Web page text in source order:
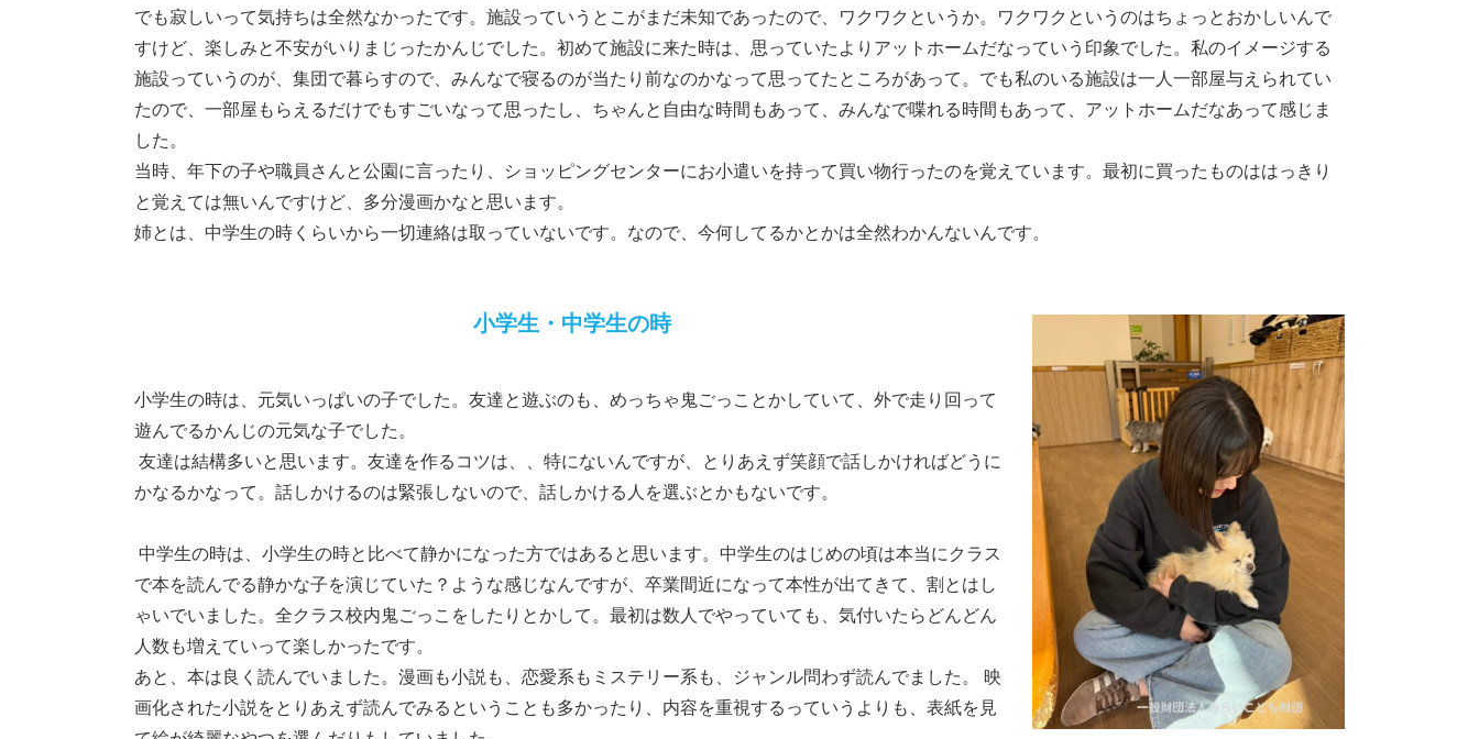
でも寂しいって気持ちは全然なかったです。施設っていうとこがまだ未知であったので、ワクワクというか。ワクワクというのはちょっとおかしいんで
すけど、楽しみと不安がいりまじったかんじでした。初めて施設に来た時は、思っていたよりアットホームだなっていう印象でした。私のイメージする
施設っていうのが、集団で暮らすので、みんなで寝るのが当たり前なのかなって思ってたところがあって。でも私のいる施設は一人一部屋与えられてい
たので、一部屋もらえるだけでもすごいなって思ったし、ちゃんと自由な時間もあって、みんなで喋れる時間もあって、アットホームだなあって感じま
した。
当時、年下の子や職員さんと公園に言ったり、ショッピングセンターにお小遣いを持って買い物行ったのを覚えています。最初に買ったものははっきり
と覚えては無いんですけど、多分漫画かなと思います。
姉とは、中学生の時くらいから一切連絡は取っていないです。なので、今何してるかとかは全然わかんないんです。
小学生・中学生の時
小学生の時は、元気いっぱいの子でした。友達と遊ぶのも、めっちゃ鬼ごっことかしていて、外で走り回って
遊んでるかんじの元気な子でした。
友達は結構多いと思います。友達を作るコツは、、特にないんですが、とりあえず笑顔で話しかければどうに
かなるかなって。話しかけるのは緊張しないので、話しかける人を選ぶとかもないです。
中学生の時は、小学生の時と比べて静かになった方ではあると思います。中学生のはじめの頃は本当にクラス
で本を読んでる静かな子を演じていた？ような感じなんですが、卒業間近になって本性が出てきて、割とはし
ゃいでいました。全クラス校内鬼ごっこをしたりとかして。最初は数人でやっていても、気付いたらどんどん
人数も増えていって楽しかったです。
あと、本は良く読んでいました。漫画も小説も、恋愛系もミステリー系も、ジャンル問わず読んでました。 映
画化された小説をとりあえず読んでみるということも多かったり、内容を重視するっていうよりも、表紙を見